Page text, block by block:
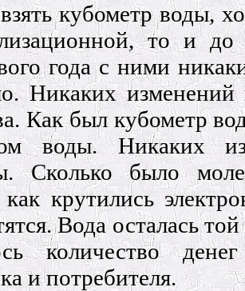
кубометр воды,
то и
года с ними
Никаких изменений
Как был кубометр
воды. Никаких
Сколько было
как крутились
Вода осталась
количество
и потребителя.